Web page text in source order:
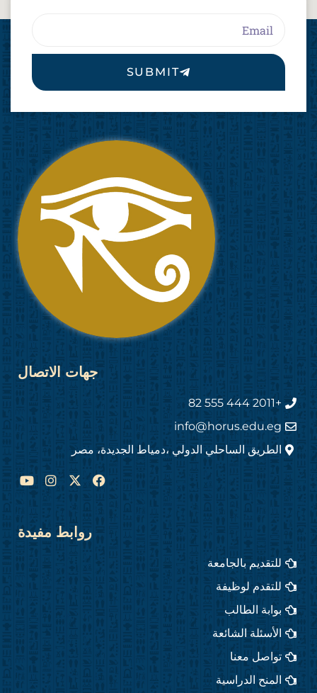
SUBMIT
جهات الاتصال
+2011 444 555 82
info@horus.edu.eg
الطريق الساحلي الدولي ،دمياط الجديدة، مصر
F
a
e
I
n
g
Y
o
u
b
e
روابط مفيدة
للتقديم بالجامعة
للتقدم لوظيفة
بوابة الطالب
الأسئلة الشائعة
تواصل معنا
المنح الدراسية